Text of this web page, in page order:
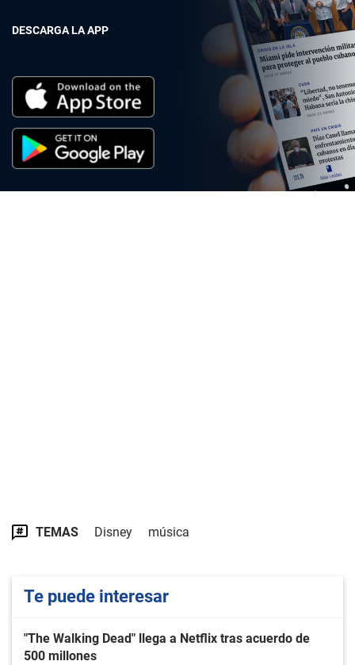
DESCARGA LA APP
TEMAS Disney música
Te puede interesar
"The Walking Dead" llega a Netflix tras acuerdo de
500 millones